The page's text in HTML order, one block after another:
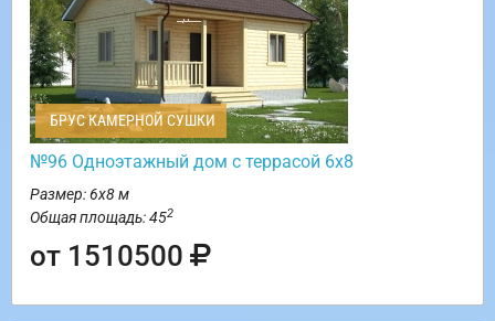
БРУС КАМЕРНОЙ СУШКИ
№96 Одноэтажный дом с террасой 6х8
Размер: 6х8 м
Общая площадь: 452
от 1510500